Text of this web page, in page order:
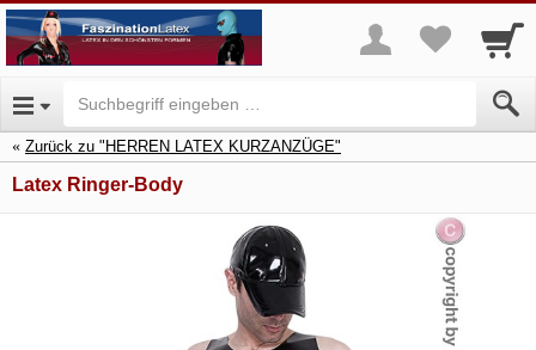
Zurück zu "HERREN LATEX KURZANZÜGE"
Latex Ringer-Body